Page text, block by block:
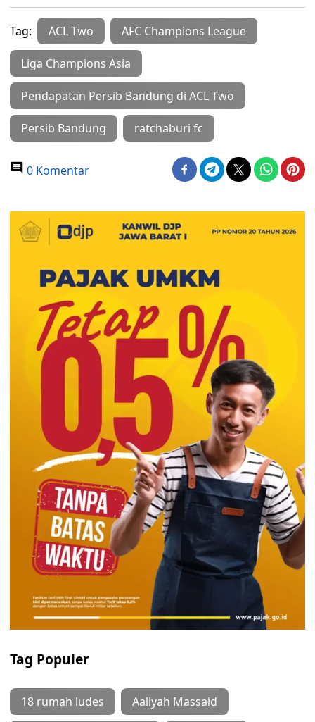
Tag: ACL Two AFC Champions League
Liga Champions Asia
Pendapatan Persib Bandung di ACL Two
Persib Bandung ratchaburi fc
0 Komentar
Tag Populer
18 rumah ludes Aaliyah Massaid